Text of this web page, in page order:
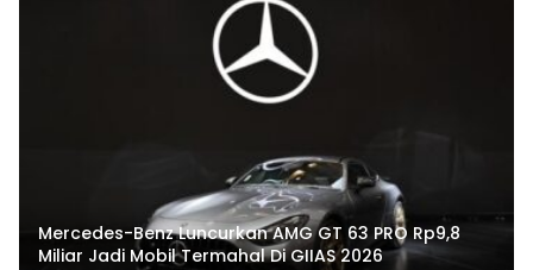
Mercedes-Benz Luncurkan AMG GT 63 PRO Rp9,8
Miliar Jadi Mobil Termahal Di GIIAS 2026